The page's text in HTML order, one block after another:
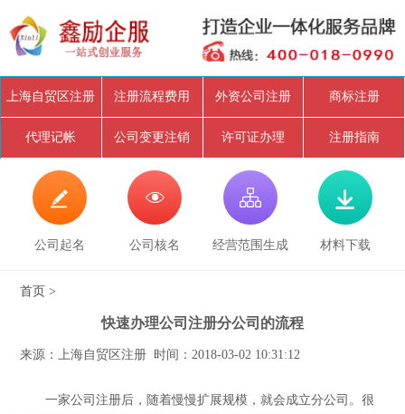
上海自贸区注册 注册流程费用 外资公司注册 商标注册
代理记帐 公司变更注销 许可证办理 注册指南

公司起名

公司核名

经营范围生成

材料下载
首页 >
快速办理公司注册分公司的流程
来源：上海自贸区注册 时间：2018-03-02 10:31:12
一家公司注册后，随着慢慢扩展规模，就会成立分公司。很